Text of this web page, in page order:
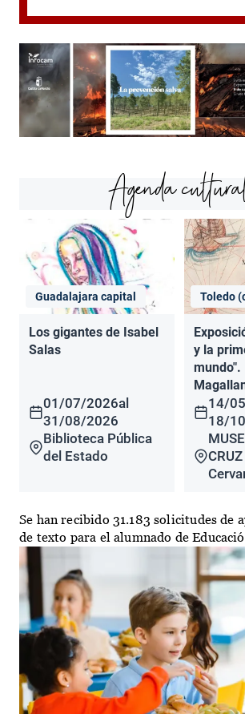
Agenda
Guadalajara capital
Los gigantes de Isabel
Salas
01/07/2026al
31/08/2026
Biblioteca Pública
del Estado
Toledo
y la
mundo".
14/
18/
Se han recibido 31.183 solicitudes de
de texto para el alumnado de